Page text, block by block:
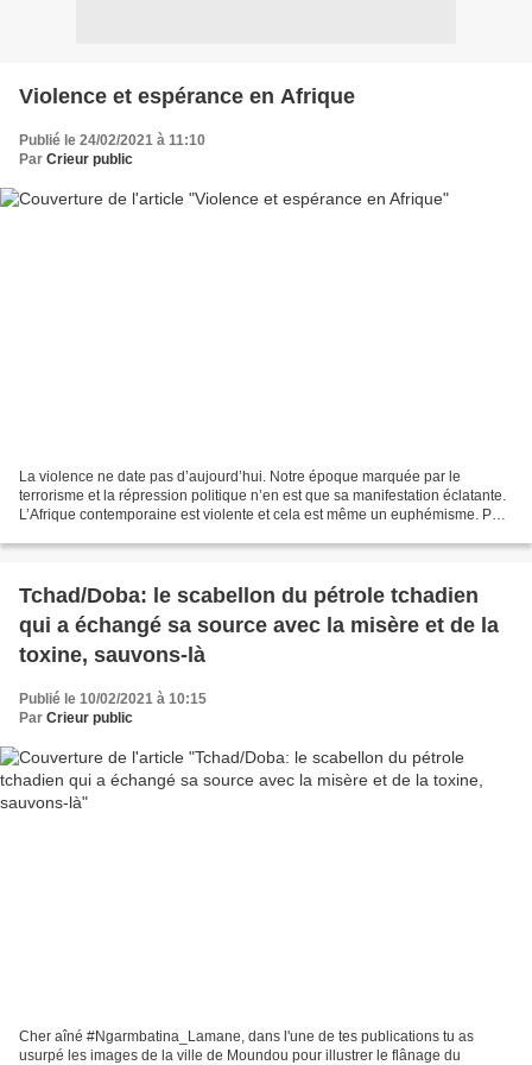
Violence et espérance en Afrique
Publié le 24/02/2021 à 11:10
Par Crieur public
La violence ne date pas d’aujourd’hui. Notre époque marquée par le
terrorisme et la répression politique n’en est que sa manifestation éclatante.
L’Afrique contemporaine est violente et cela est même un euphémisme. Pour
Tchad/Doba: le scabellon du pétrole tchadien
qui a échangé sa source avec la misère et de la
toxine, sauvons-là
Publié le 10/02/2021 à 10:15
Par Crieur public
Cher aîné #Ngarmbatina_Lamane, dans l'une de tes publications tu as
usurpé les images de la ville de Moundou pour illustrer le flânage du